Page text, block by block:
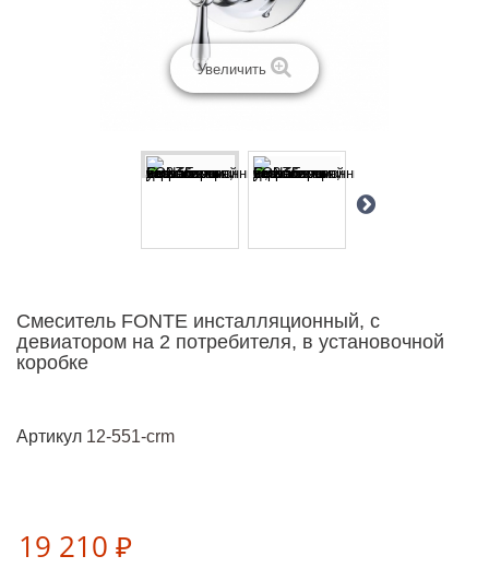
Увеличить
Cмеситель FONTE инсталляционный, с
девиатором на 2 потребителя, в установочной
коробке
Артикул 12-551-crm
19 210 ₽